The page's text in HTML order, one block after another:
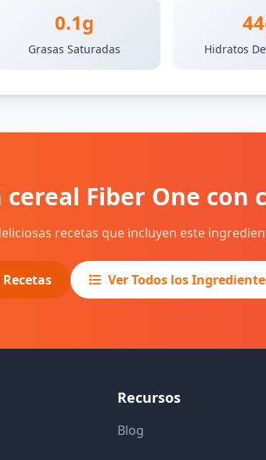
0.1g
Grasas Saturadas Hidratos
Fiber One con
recetas que incluyen este
Ver Todos los
Recursos
Blog